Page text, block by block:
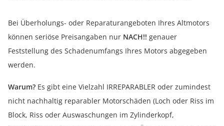
Bei Überholungs- oder Reparaturangeboten Ihres Altmotors
können seriöse Preisangaben nur NACH!! genauer
Feststellung des Schadenumfangs Ihres Motors abgegeben
werden.
Warum? Es gibt eine Vielzahl IRREPARABLER oder zumindest
nicht nachhaltig reparabler Motorschäden (Loch oder Riss im
Block, Riss oder Auswaschungen im Zylinderkopf,